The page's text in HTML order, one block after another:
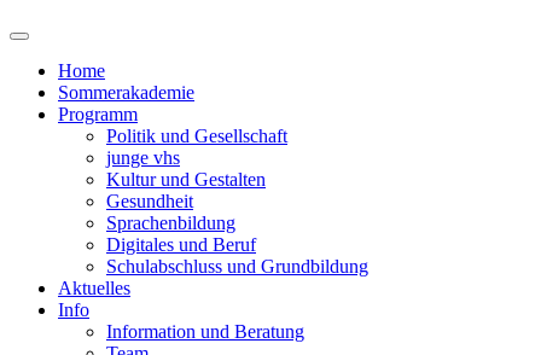
Home
Sommerakademie
Programm
Politik und Gesellschaft
junge vhs
Kultur und Gestalten
Gesundheit
Sprachenbildung
Digitales und Beruf
Schulabschluss und Grundbildung
Aktuelles
Info
Information und Beratung